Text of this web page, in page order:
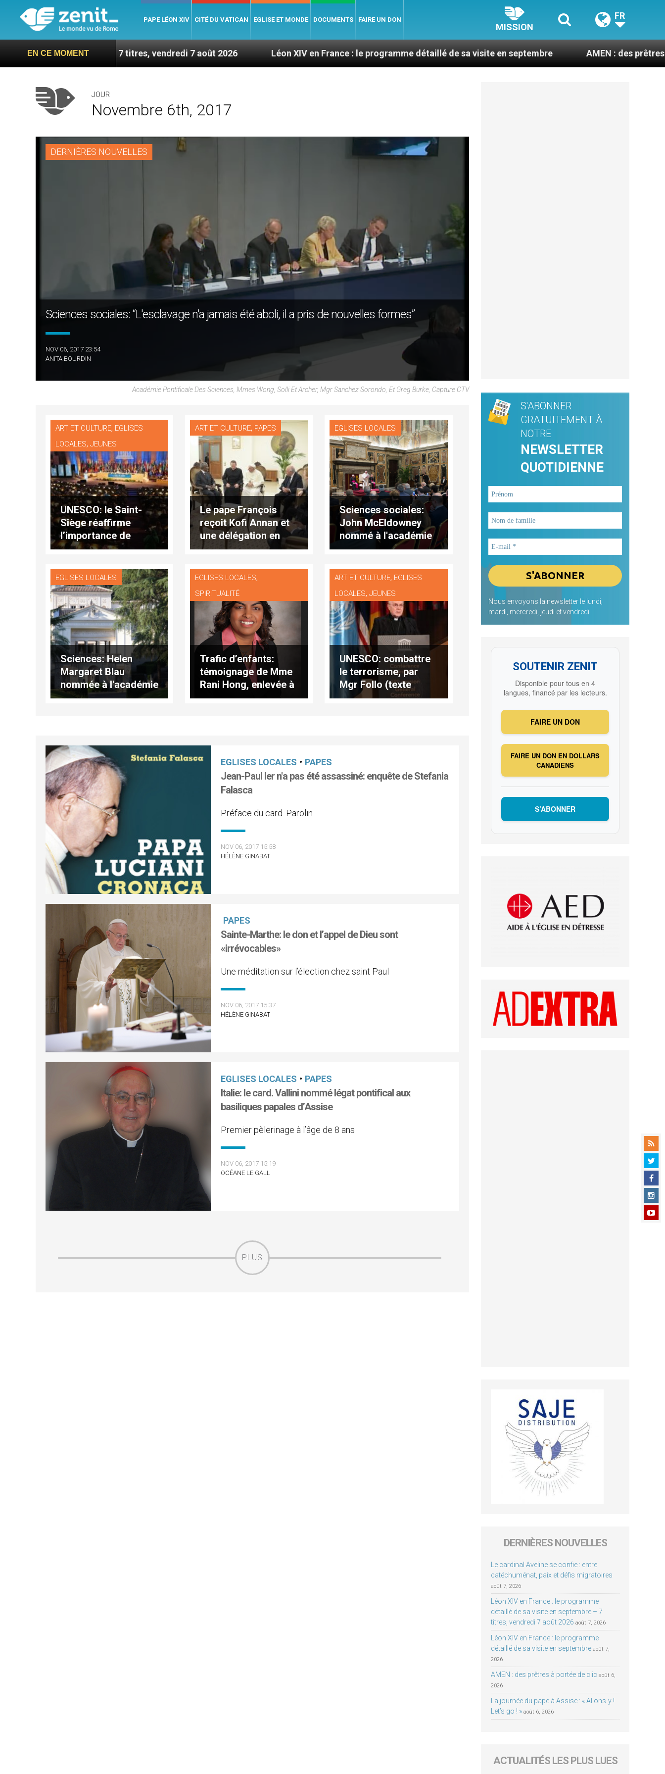
PAPE LÉON XIV CITÉ DU VATICAN EGLISE ET MONDE DOCUMENTS FAIRE UN DON
MISSION
FR
EN CE MOMENT
– 7 titres, vendredi 7 août 2026 Léon XIV en France : le programme détaillé de sa visite en septembre AMEN : des prêtres à portée de
JOUR
Novembre 6th, 2017
DERNIÈRES NOUVELLES
Sciences sociales: “L'esclavage n'a jamais été aboli, il a pris de nouvelles formes”
NOV 06, 2017 23:54
ANITA BOURDIN
Académie Pontificale Des Sciences, Mmes Wong, Solli Et Archer, Mgr Sanchez Sorondo, Et Greg Burke, Capture CTV
ART ET CULTURE, EGLISES
LOCALES, JEUNES
UNESCO: le Saint-
Siège réaffirme
l’importance de
l’alphabétisation
ART ET CULTURE, PAPES
Le pape François
reçoit Kofi Annan et
une délégation en
audience privée
EGLISES LOCALES
Sciences sociales:
John McEldowney
nommé à l'académie
pontificale
EGLISES LOCALES
Sciences: Helen
Margaret Blau
nommée à l'académie
pontificale
EGLISES LOCALES,
SPIRITUALITÉ
Trafic d’enfants:
témoignage de Mme
Rani Hong, enlevée à
l’âge de 7 ans
ART ET CULTURE, EGLISES
LOCALES,JEUNES
UNESCO: combattre
le terrorisme, par
Mgr Follo (texte
complet)
EGLISES LOCALES • PAPES
Jean-Paul Ier n'a pas été assassiné: enquête de Stefania
Falasca
Préface du card. Parolin
NOV 06, 2017 15:58
HÉLÈNE GINABAT
PAPES
Sainte-Marthe: le don et l’appel de Dieu sont
«irrévocables»
Une méditation sur l’élection chez saint Paul
NOV 06, 2017 15:37
HÉLÈNE GINABAT
EGLISES LOCALES • PAPES
Italie: le card. Vallini nommé légat pontifical aux
basiliques papales d’Assise
Premier pèlerinage à l’âge de 8 ans
NOV 06, 2017 15:19
OCÉANE LE GALL
PLUS
S'ABONNER
GRATUITEMENT À
NOTRE
NEWSLETTER
QUOTIDIENNE
Nous envoyons la newsletter le lundi,
mardi, mercredi, jeudi et vendredi
SOUTENIR ZENIT
Disponible pour tous en 4
langues, financé par les lecteurs.
FAIRE UN DON
FAIRE UN DON EN DOLLARS
CANADIENS
S’ABONNER
DERNIÈRES NOUVELLES
Le cardinal Aveline se confie : entre
catéchuménat, paix et défis migratoires
août 7, 2026
Léon XIV en France : le programme
détaillé de sa visite en septembre – 7
titres, vendredi 7 août 2026 août 7, 2026
Léon XIV en France : le programme
détaillé de sa visite en septembre août 7,
2026
AMEN : des prêtres à portée de clic août 6,
2026
La journée du pape à Assise : « Allons-y !
Let’s go ! » août 6, 2026
ACTUALITÉS LES PLUS LUES